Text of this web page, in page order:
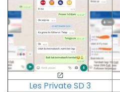
Les Private SD 3